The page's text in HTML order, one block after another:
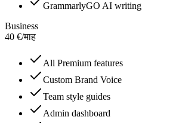
GrammarlyGO AI writing
Business
40 €/माह
All Premium features
Custom Brand Voice
Team style guides
Admin dashboard